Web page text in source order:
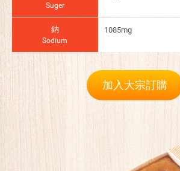
Suger
鈉
Sodium
1085mg
加入大宗訂購